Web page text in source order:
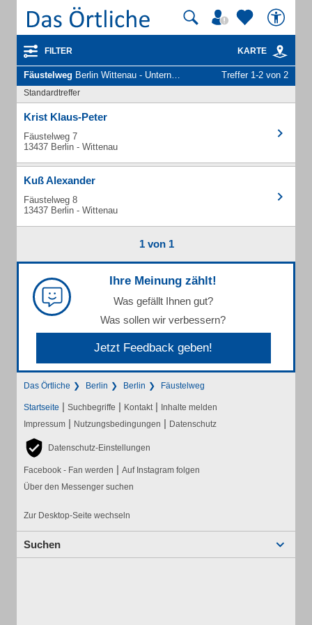
FILTER KARTE
Fäustelweg Berlin Wittenau - Unternehmen und Personen Treffer 1-2 von 2
Standardtreffer
Krist Klaus-Peter
Fäustelweg 7
13437 Berlin - Wittenau
Kuß Alexander
Fäustelweg 8
13437 Berlin - Wittenau
1 von 1
Ihre Meinung zählt!
Was gefällt Ihnen gut?
Was sollen wir verbessern?
Jetzt Feedback geben!
Das Örtliche Berlin Berlin Fäustelweg
Startseite | Suchbegriffe | Kontakt | Inhalte melden
Impressum | Nutzungsbedingungen | Datenschutz
Datenschutz-Einstellungen
Facebook - Fan werden | Auf Instagram folgen
Über den Messenger suchen
Zur Desktop-Seite wechseln
Suchen